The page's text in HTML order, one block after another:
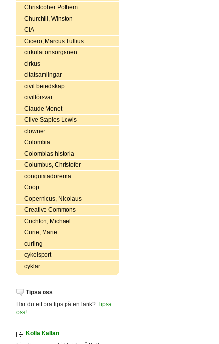
Christopher Polhem
Churchill, Winston
CIA
Cicero, Marcus Tullius
cirkulationsorganen
cirkus
citatsamlingar
civil beredskap
civilförsvar
Claude Monet
Clive Staples Lewis
clowner
Colombia
Colombias historia
Columbus, Christofer
conquistadorerna
Coop
Copernicus, Nicolaus
Creative Commons
Crichton, Michael
Curie, Marie
curling
cykelsport
cyklar
Tipsa oss
Har du ett bra tips på en länk? Tipsa
oss!
Kolla Källan